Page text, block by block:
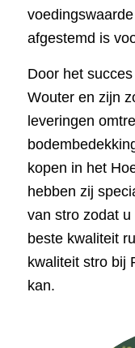
afgestemd is
Door het
Wouter en zijn
leveringen
kopen in het
hebben zij
van stro zodat
beste kwaliteit
kwaliteit stro bij
kan.